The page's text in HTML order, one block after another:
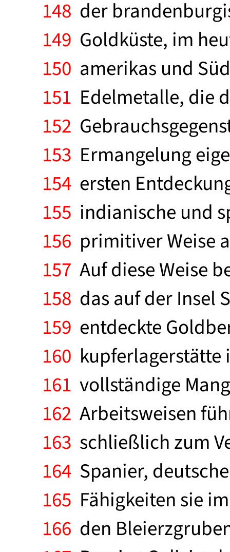
148 der
149 Goldküste, im
150 amerikas und
151 Edelmetalle, die
152
153 Ermangelung
154 ersten
155 indianische und
156 primitiver Weise
157 Auf diese Weise
158 das auf der Insel
159 entdeckte
160 kupferlagerstätte
161 vollständige
162 Arbeitsweisen
163 schließlich zum
164 Spanier,
165 Fähigkeiten sie
166 den